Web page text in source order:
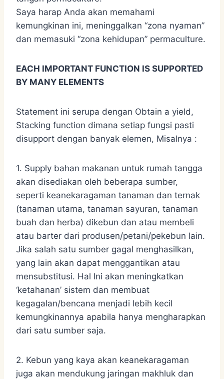
Saya harap Anda akan memahami
kemungkinan ini, meninggalkan “zona nyaman”
dan memasuki “zona kehidupan” permaculture.
EACH IMPORTANT FUNCTION IS SUPPORTED
BY MANY ELEMENTS
Statement ini serupa dengan Obtain a yield,
Stacking function dimana setiap fungsi pasti
disupport dengan banyak elemen, Misalnya :
1. Supply bahan makanan untuk rumah tangga
akan disediakan oleh beberapa sumber,
seperti keanekaragaman tanaman dan ternak
(tanaman utama, tanaman sayuran, tanaman
buah dan herba) dikebun dan atau membeli
atau barter dari produsen/petani/pekebun lain.
Jika salah satu sumber gagal menghasilkan,
yang lain akan dapat menggantikan atau
mensubstitusi. Hal Ini akan meningkatkan
‘ketahanan’ sistem dan membuat
kegagalan/bencana menjadi lebih kecil
kemungkinannya apabila hanya mengharapkan
dari satu sumber saja.
2. Kebun yang kaya akan keanekaragaman
juga akan mendukung jaringan makhluk dan